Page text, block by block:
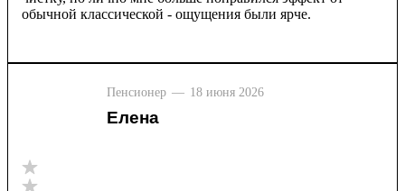
обычной классической - ощущения были ярче.
Пенсионер — 18 июня 2026
Елена